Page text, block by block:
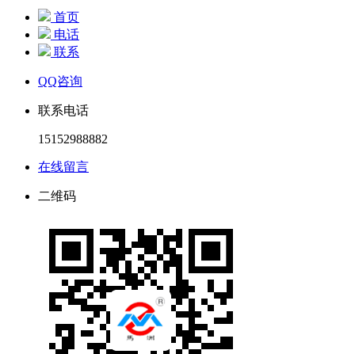
首页
电话
联系
QQ咨询
联系电话
15152988882
在线留言
二维码